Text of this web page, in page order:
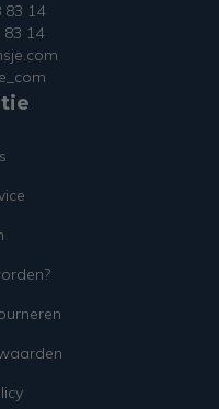
83 14
14